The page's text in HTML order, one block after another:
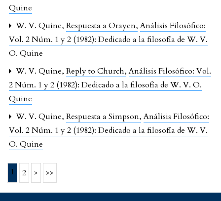
Quine
W. V. Quine, Respuesta a Orayen,Análisis Filosófico:
Vol. 2 Núm. 1 y 2 (1982): Dedicado a la filosofía de W. V.
O. Quine
W. V. Quine, Reply to Church,Análisis Filosófico: Vol.
2 Núm. 1 y 2 (1982): Dedicado a la filosofía de W. V. O.
Quine
W. V. Quine, Respuesta a Simpson,Análisis Filosófico:
Vol. 2 Núm. 1 y 2 (1982): Dedicado a la filosofía de W. V.
O. Quine
1 2 > >>